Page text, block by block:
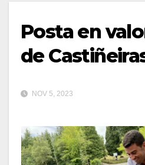
Posta en
de
NOV 5, 2023